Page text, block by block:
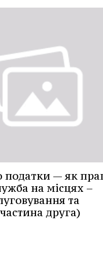
податки — як
на місцях –
та
друга)